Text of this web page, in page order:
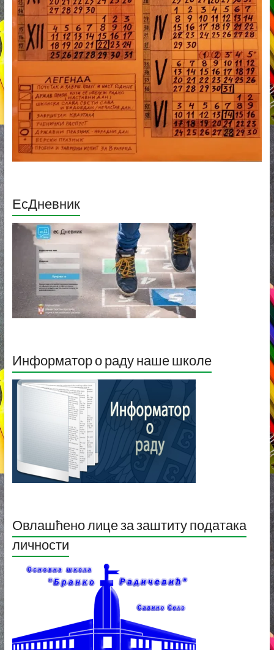
ЕсДневник
Информатор о раду наше школе
Овлашћено лице за заштиту података
личности